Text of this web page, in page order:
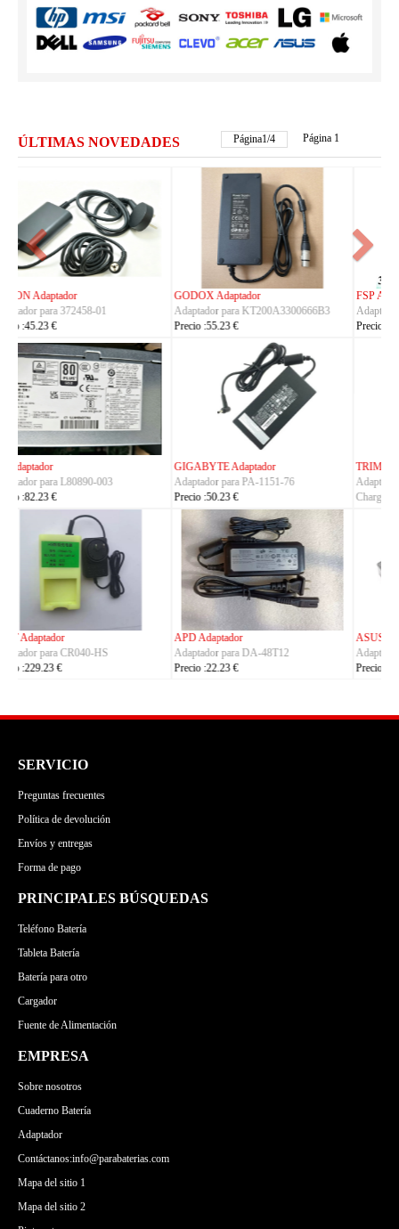
ÚLTIMAS NOVEDADES Página2/4 Página 1
FSP Adaptador
Adaptador para FSP330-ACAU3
Precio :164.23 €
HUAWEI Adaptador
Adaptador para S190126D1D
Precio :40.23 €
TRIMBLE Adaptador
Adaptador para
Charger_Dual_Battery_Slot
Precio :149.23 €
ASUS Adaptador
Adaptador para A14-150P1A
Precio :42.23 €
ASUS Adaptador
Adaptador para ADP-380AB_B
Precio :86.23 €
OLYMPUS Adaptador
Adaptador para CH4000
Precio :100.23 €
SERVICIO
Preguntas frecuentes
Política de devolución
Envíos y entregas
Forma de pago
PRINCIPALES BÚSQUEDAS
Teléfono Batería
Tableta Batería
Batería para otro
Cargador
Fuente de Alimentación
EMPRESA
Sobre nosotros
Cuaderno Batería
Adaptador
Contáctanos:info@parabaterias.com
Mapa del sitio 1
Mapa del sitio 2